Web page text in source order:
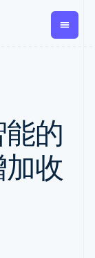
Global
Payouts
向第三
方打款
的
收